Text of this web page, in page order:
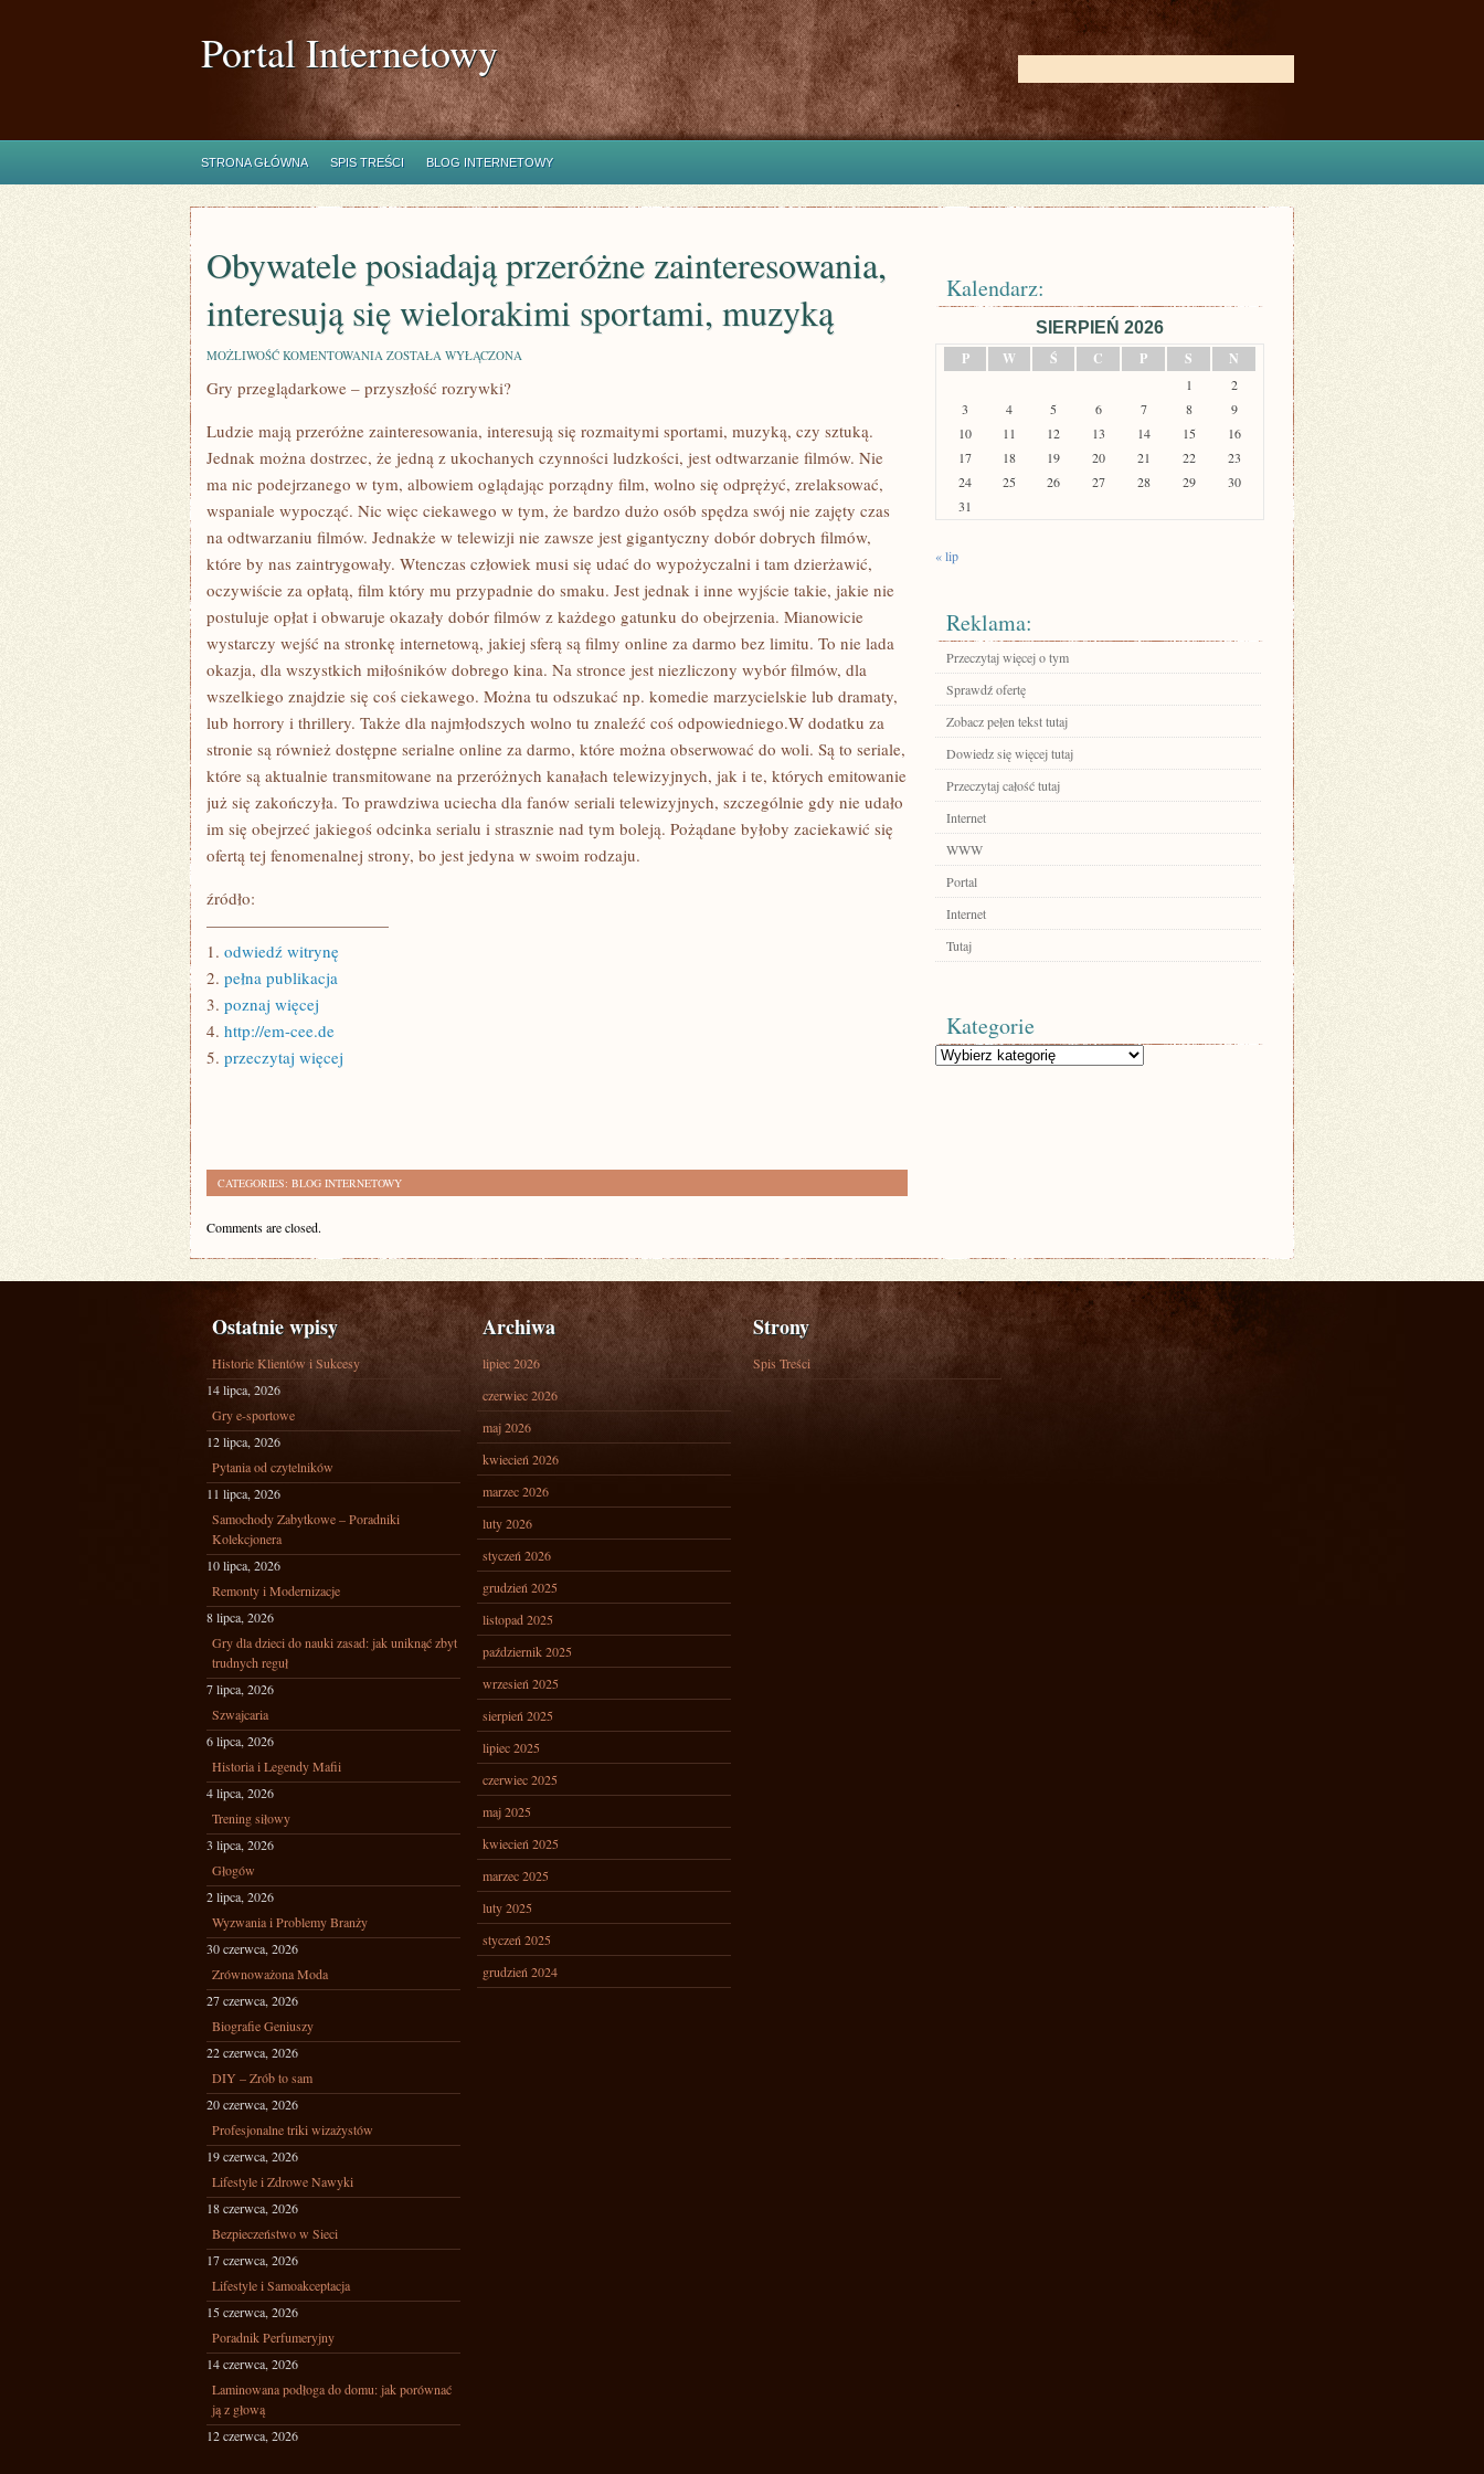
Portal Internetowy
STRONA GŁÓWNA SPIS TREŚCI BLOG INTERNETOWY
Obywatele posiadają przeróżne zainteresowania,
interesują się wielorakimi sportami, muzyką
MOŻLIWOŚĆ KOMENTOWANIA OBYWATELE
PRZERÓŻNE
ZAINTERESOWANIA,
SIĘ
WIELORAKIMI
SPORTAMI,
MUZYKĄ
ZOSTAŁA WYŁĄCZONA
Gry przeglądarkowe – przyszłość rozrywki?
Ludzie mają przeróżne zainteresowania, interesują się rozmaitymi sportami, muzyką, czy sztuką.
Jednak można dostrzec, że jedną z ukochanych czynności ludzkości, jest odtwarzanie filmów. Nie
ma nic podejrzanego w tym, albowiem oglądając porządny film, wolno się odprężyć, zrelaksować,
wspaniale wypocząć. Nic więc ciekawego w tym, że bardzo dużo osób spędza swój nie zajęty czas
na odtwarzaniu filmów. Jednakże w telewizji nie zawsze jest gigantyczny dobór dobrych filmów,
które by nas zaintrygowały. Wtenczas człowiek musi się udać do wypożyczalni i tam dzierżawić,
oczywiście za opłatą, film który mu przypadnie do smaku. Jest jednak i inne wyjście takie, jakie nie
postuluje opłat i obwaruje okazały dobór filmów z każdego gatunku do obejrzenia. Mianowicie
wystarczy wejść na stronkę internetową, jakiej sferą są filmy online za darmo bez limitu. To nie lada
okazja, dla wszystkich miłośników dobrego kina. Na stronce jest niezliczony wybór filmów, dla
wszelkiego znajdzie się coś ciekawego. Można tu odszukać np. komedie marzycielskie lub dramaty,
lub horrory i thrillery. Także dla najmłodszych wolno tu znaleźć coś odpowiedniego.W dodatku za
stronie są również dostępne serialne online za darmo, które można obserwować do woli. Są to seriale,
które są aktualnie transmitowane na przeróżnych kanałach telewizyjnych, jak i te, których emitowanie
już się zakończyła. To prawdziwa uciecha dla fanów seriali telewizyjnych, szczególnie gdy nie udało
im się obejrzeć jakiegoś odcinka serialu i strasznie nad tym boleją. Pożądane byłoby zaciekawić się
ofertą tej fenomenalnej strony, bo jest jedyna w swoim rodzaju.
źródło:
———————————
1. odwiedź witrynę
2. pełna publikacja
3. poznaj więcej
4. http://em-cee.de
5. przeczytaj więcej
CATEGORIES: BLOG INTERNETOWY
Comments are closed.
Kalendarz:
SIERPIEŃ 2026
P
W Ś C P S N
1
2
3
4 5 6 7 8
9
10
11 12 13 14 15
16
17
18 19 20 21 22
23
24
25 26 27 28 29
30
31
« lip
Reklama:
Przeczytaj więcej o tym
Sprawdź ofertę
Zobacz pełen tekst tutaj
Dowiedz się więcej tutaj
Przeczytaj całość tutaj
Internet
WWW
Portal
Internet
Tutaj
Kategorie
Kategorie
Ostatnie wpisy
Historie Klientów i Sukcesy
14 lipca, 2026
Gry e-sportowe
12 lipca, 2026
Pytania od czytelników
11 lipca, 2026
Samochody Zabytkowe – Poradniki
Kolekcjonera
10 lipca, 2026
Remonty i Modernizacje
8 lipca, 2026
Gry dla dzieci do nauki zasad: jak uniknąć zbyt
trudnych reguł
7 lipca, 2026
Szwajcaria
6 lipca, 2026
Historia i Legendy Mafii
4 lipca, 2026
Trening siłowy
3 lipca, 2026
Głogów
2 lipca, 2026
Wyzwania i Problemy Branży
30 czerwca, 2026
Zrównoważona Moda
27 czerwca, 2026
Biografie Geniuszy
22 czerwca, 2026
DIY – Zrób to sam
20 czerwca, 2026
Profesjonalne triki wizażystów
19 czerwca, 2026
Lifestyle i Zdrowe Nawyki
18 czerwca, 2026
Bezpieczeństwo w Sieci
17 czerwca, 2026
Lifestyle i Samoakceptacja
15 czerwca, 2026
Poradnik Perfumeryjny
14 czerwca, 2026
Laminowana podłoga do domu: jak porównać
ją z głową
12 czerwca, 2026
Archiwa
lipiec 2026
czerwiec 2026
maj 2026
kwiecień 2026
marzec 2026
luty 2026
styczeń 2026
grudzień 2025
listopad 2025
październik 2025
wrzesień 2025
sierpień 2025
lipiec 2025
czerwiec 2025
maj 2025
kwiecień 2025
marzec 2025
luty 2025
styczeń 2025
grudzień 2024
Strony
Spis Treści